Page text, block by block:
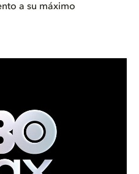
a su máximo